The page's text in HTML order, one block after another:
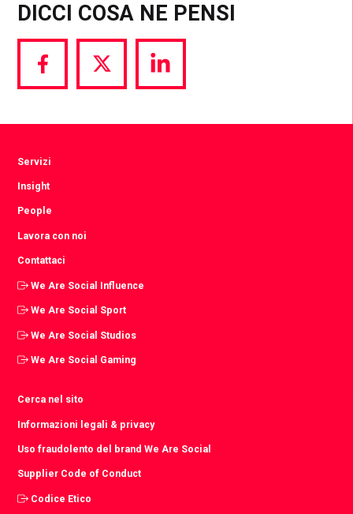
DICCI COSA NE PENSI
Share
via
Share
via
Share
via
Servizi
Insight
People
Lavora con noi
Contattaci
We Are Social Influence
We Are Social Sport
We Are Social Studios
We Are Social Gaming
Cerca nel sito
Informazioni legali & privacy
Uso fraudolento del brand We Are Social
Supplier Code of Conduct
Codice Etico